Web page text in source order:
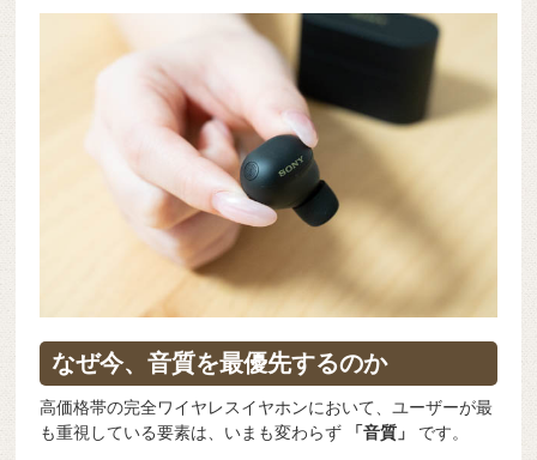
なぜ今、音質を最優先するのか
高価格帯の完全ワイヤレスイヤホンにおいて、ユーザーが最
も重視している要素は、いまも変わらず
「音質」 です。